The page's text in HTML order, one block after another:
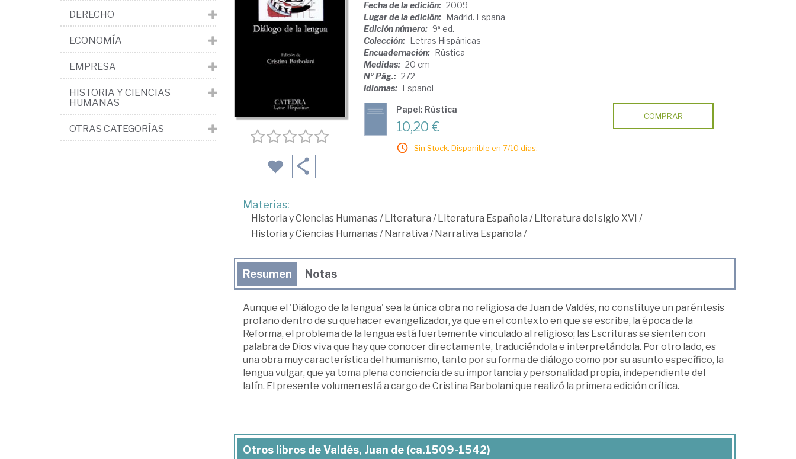
Fecha de la edición: 2009
Lugar de la edición: Madrid. España
Edición número: 9ª ed.
Colección: Letras Hispánicas
Encuadernación: Rústica
Medidas: 20 cm
Nº Pág.: 272
Idiomas: Español
Papel: Rústica
10,20 €
Sin Stock. Disponible en 7/10 días.
COMPRAR
Materias:
Historia y Ciencias Humanas/Literatura /Literatura Española /Literatura del siglo XVI /
Historia y Ciencias Humanas/Narrativa /Narrativa Española /
Resumen Notas
Aunque el 'Diálogo de la lengua' sea la única obra no religiosa de Juan de Valdés, no constituye un paréntesis
profano dentro de su quehacer evangelizador, ya que en el contexto en que se escribe, la época de la
Reforma, el problema de la lengua está fuertemente vinculado al religioso; las Escrituras se sienten con
palabra de Dios viva que hay que conocer directamente, traduciéndola e interpretándola. Por otro lado, es
una obra muy característica del humanismo, tanto por su forma de diálogo como por su asunto específico, la
lengua vulgar, que ya toma plena conciencia de su importancia y personalidad propia, independiente del
latín. El presente volumen está a cargo de Cristina Barbolani que realizó la primera edición crítica.
Otros libros de Valdés, Juan de (ca.1509-1542)
DERECHO
ECONOMÍA
EMPRESA
HISTORIA Y CIENCIAS
HUMANAS
OTRAS CATEGORÍAS